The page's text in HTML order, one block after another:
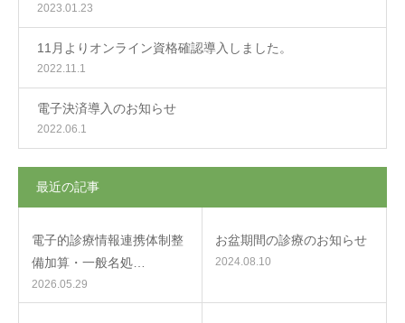
2023.01.23
11月よりオンライン資格確認導入しました。
2022.11.1
電子決済導入のお知らせ
2022.06.1
最近の記事
電子的診療情報連携体制整
備加算・一般名処…
2026.05.29
お盆期間の診療のお知らせ
2024.08.10